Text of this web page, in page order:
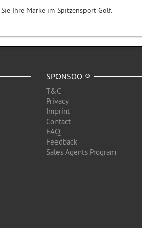
Ihre Marke im Spitzensport Golf.
SPONSOO ®
T&C
Privacy
Imprint
Contact
FAQ
Feedback
Sales Agents Program